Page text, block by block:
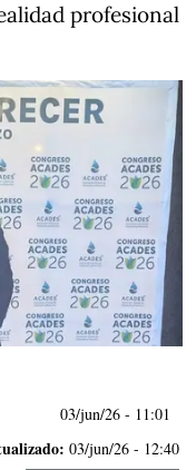
profesional
03/jun/26 - 11:01
03/jun/26 - 12:40